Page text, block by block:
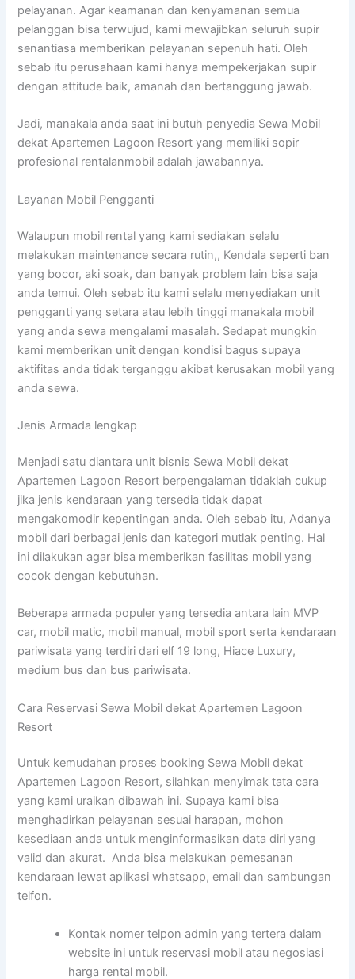
pelayanan. Agar keamanan dan kenyamanan semua
pelanggan bisa terwujud, kami mewajibkan seluruh supir
senantiasa memberikan pelayanan sepenuh hati. Oleh
sebab itu perusahaan kami hanya mempekerjakan supir
dengan attitude baik, amanah dan bertanggung jawab.
Jadi, manakala anda saat ini butuh penyedia Sewa Mobil
dekat Apartemen Lagoon Resort yang memiliki sopir
profesional rentalanmobil adalah jawabannya.
Layanan Mobil Pengganti
Walaupun mobil rental yang kami sediakan selalu
melakukan maintenance secara rutin,, Kendala seperti ban
yang bocor, aki soak, dan banyak problem lain bisa saja
anda temui. Oleh sebab itu kami selalu menyediakan unit
pengganti yang setara atau lebih tinggi manakala mobil
yang anda sewa mengalami masalah. Sedapat mungkin
kami memberikan unit dengan kondisi bagus supaya
aktifitas anda tidak terganggu akibat kerusakan mobil yang
anda sewa.
Jenis Armada lengkap
Menjadi satu diantara unit bisnis Sewa Mobil dekat
Apartemen Lagoon Resort berpengalaman tidaklah cukup
jika jenis kendaraan yang tersedia tidak dapat
mengakomodir kepentingan anda. Oleh sebab itu, Adanya
mobil dari berbagai jenis dan kategori mutlak penting. Hal
ini dilakukan agar bisa memberikan fasilitas mobil yang
cocok dengan kebutuhan.
Beberapa armada populer yang tersedia antara lain MVP
car, mobil matic, mobil manual, mobil sport serta kendaraan
pariwisata yang terdiri dari elf 19 long, Hiace Luxury,
medium bus dan bus pariwisata.
Cara Reservasi Sewa Mobil dekat Apartemen Lagoon
Resort
Untuk kemudahan proses booking Sewa Mobil dekat
Apartemen Lagoon Resort, silahkan menyimak tata cara
yang kami uraikan dibawah ini. Supaya kami bisa
menghadirkan pelayanan sesuai harapan, mohon
kesediaan anda untuk menginformasikan data diri yang
valid dan akurat. Anda bisa melakukan pemesanan
kendaraan lewat aplikasi whatsapp, email dan sambungan
telfon.
Kontak nomer telpon admin yang tertera dalam
website ini untuk reservasi mobil atau negosiasi
harga rental mobil.